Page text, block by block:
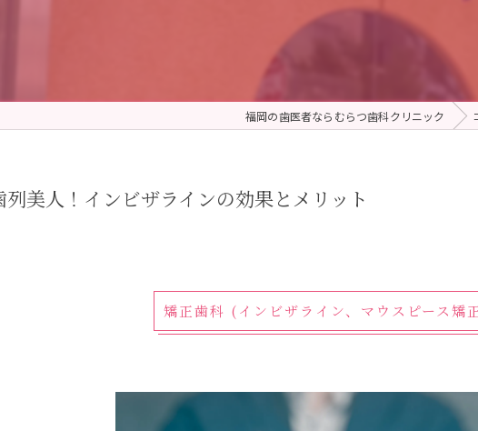
予防歯科 (メンテナンス) 福岡の歯医者ならむらつ歯科クリニック
美人！インビザラインの効果とメリット
矯正歯科 (インビザライン、マウスピース矯